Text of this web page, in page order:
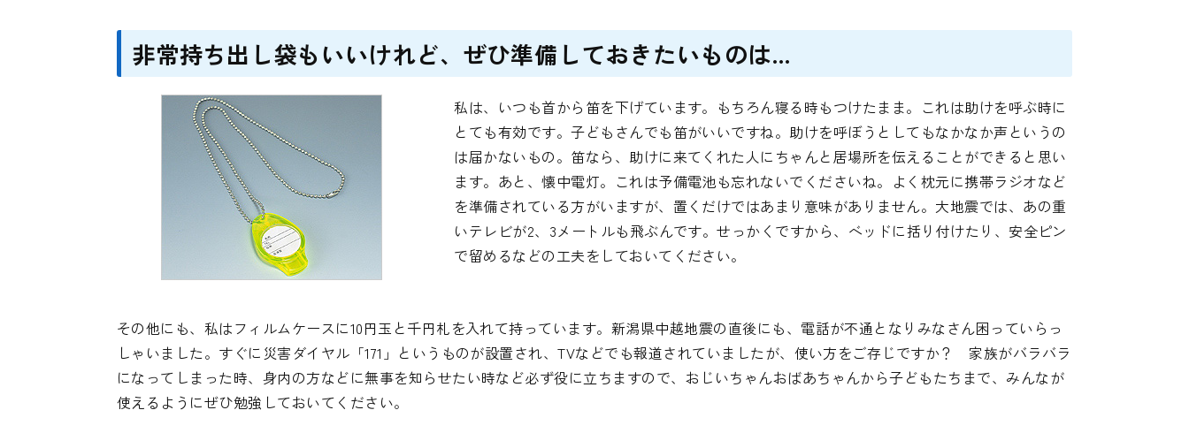
非常持ち出し袋もいいけれど、ぜひ準備しておきたいものは…
私は、いつも首から笛を下げています。もちろん寝る時もつけたまま。これは助けを呼ぶ時に
とても有効です。子どもさんでも笛がいいですね。助けを呼ぼうとしてもなかなか声というの
は届かないもの。笛なら、助けに来てくれた人にちゃんと居場所を伝えることができると思い
ます。あと、懐中電灯。これは予備電池も忘れないでくださいね。よく枕元に携帯ラジオなど
を準備されている方がいますが、置くだけではあまり意味がありません。大地震では、あの重
いテレビが2、3メートルも飛ぶんです。せっかくですから、ベッドに括り付けたり、安全ピン
で留めるなどの工夫をしておいてください。
その他にも、私はフィルムケースに10円玉と千円札を入れて持っています。新潟県中越地震の直後にも、電話が不通となりみなさん困っていらっ
しゃいました。すぐに災害ダイヤル「171」というものが設置され、TVなどでも報道されていましたが、使い方をご存じですか？ 家族がバラバラ
になってしまった時、身内の方などに無事を知らせたい時など必ず役に立ちますので、おじいちゃんおばあちゃんから子どもたちまで、みんなが
使えるようにぜひ勉強しておいてください。